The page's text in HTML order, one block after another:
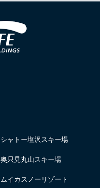
シャトー塩沢スキー場
奥只見丸山スキー場
ムイカスノーリゾート